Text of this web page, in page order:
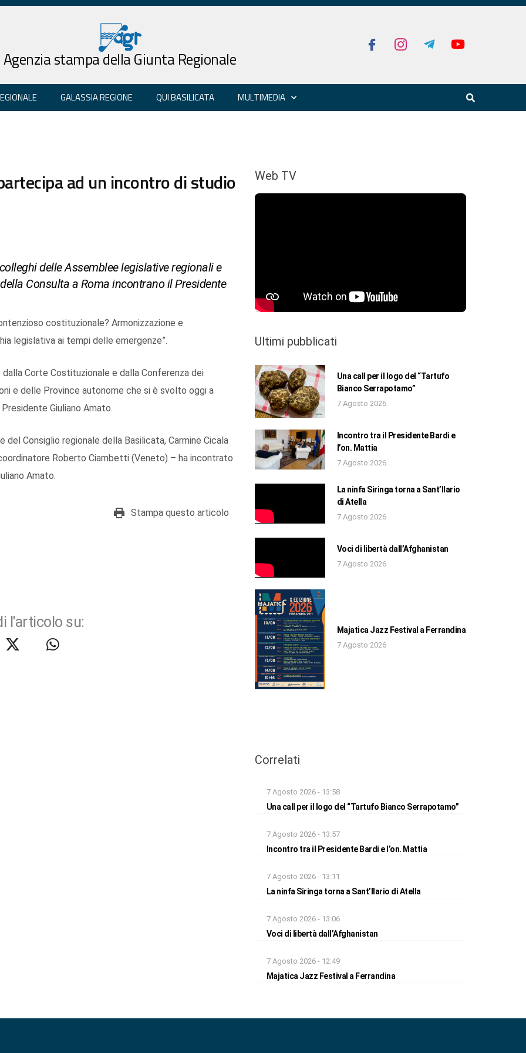
Agenzia stampa della Giunta Regionale
GALASSIA REGIONE QUI BASILICATA MULTIMEDIA
ad un incontro di studio
delle Assemblee legislative regionali e
Consulta a Roma incontrano il Presidente
costituzionale? Armonizzazione e
legislativa ai tempi delle emergenze”.
Corte Costituzionale e dalla Conferenza dei
e delle Province autonome che si è svolto oggi a
Giuliano Amato.
Consiglio regionale della Basilicata, Carmine Cicala
Roberto Ciambetti (Veneto) – ha incontrato
Amato.
Stampa questo articolo
l'articolo su:
Web TV
Ultimi pubblicati
Una call per il logo del “Tartufo
Bianco Serrapotamo”
7 Agosto 2026
Incontro tra il Presidente Bardi e
l’on. Mattia
7 Agosto 2026
La ninfa Siringa torna a Sant’Ilario
di Atella
7 Agosto 2026
Voci di libertà dall’Afghanistan
7 Agosto 2026
Majatica Jazz Festival a Ferrandina
7 Agosto 2026
Correlati
7 Agosto 2026 - 13:58
Una call per il logo del “Tartufo Bianco Serrapotamo”
7 Agosto 2026 - 13:57
Incontro tra il Presidente Bardi e l’on. Mattia
7 Agosto 2026 - 13:11
La ninfa Siringa torna a Sant’Ilario di Atella
7 Agosto 2026 - 13:06
Voci di libertà dall’Afghanistan
7 Agosto 2026 - 12:49
Majatica Jazz Festival a Ferrandina